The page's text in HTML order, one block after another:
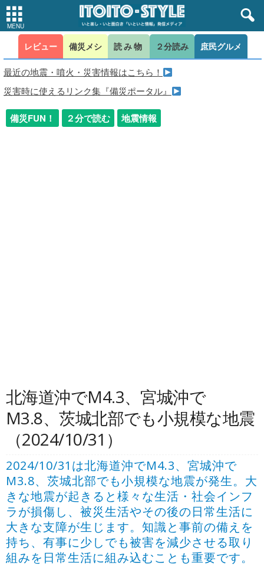
レビュー 備災メシ 読み物 ２分読み 庶民グルメ
最近の地震・噴火・災害情報はこちら！
災害時に使えるリンク集『備災ポータル』
備災FUN！ ２分で読む 地震情報
北海道沖でM4.3、宮城沖で
M3.8、茨城北部でも小規模な地震
（2024/10/31）
2024/10/31は北海道沖でM4.3、宮城沖で
M3.8、茨城北部でも小規模な地震が発生。大
きな地震が起きると様々な生活・社会インフ
ラが損傷し、被災生活やその後の日常生活に
大きな支障が生じます。知識と事前の備えを
持ち、有事に少しでも被害を減少させる取り
組みを日常生活に組み込むことも重要です。